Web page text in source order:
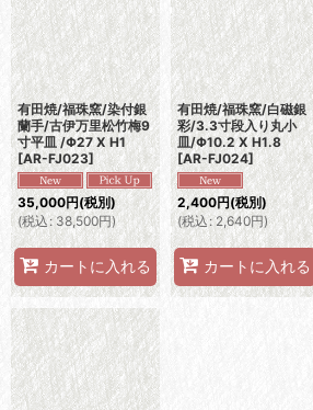
有田焼/福珠窯/染付銀
蘭手/古伊万里松竹梅9
寸平皿 /Φ27 X H1
[AR-FJ023]
35,000円(税別)
(税込: 38,500円)
カートに入れる
有田焼/福珠窯/白磁銀
彩/3.3寸段入り丸小
皿/Φ10.2 X H1.8
[AR-FJ024]
2,400円(税別)
(税込: 2,640円)
カートに入れる